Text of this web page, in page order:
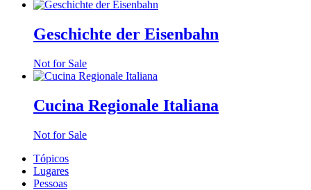
Geschichte der Eisenbahn
Not for Sale
Cucina Regionale Italiana
Not for Sale
Tópicos
Lugares
Pessoas